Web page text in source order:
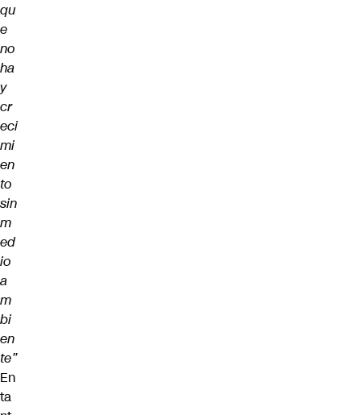
qu
e
no
ha
y
cr
eci
mi
en
to
sin
m
ed
io
a
m
bi
en
te”
En
ta